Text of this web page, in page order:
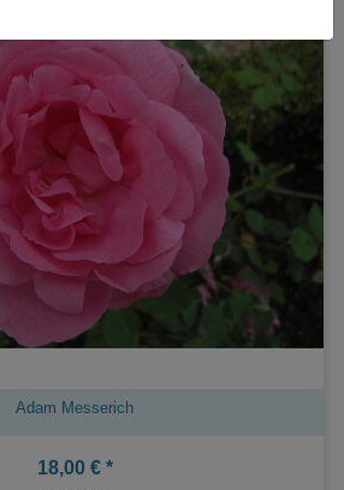
Adam Messerich
18,00 € *